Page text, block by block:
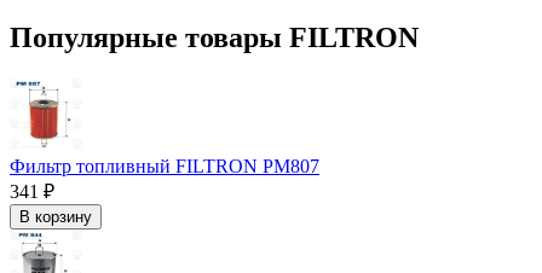
Популярные товары FILTRON
Фильтр топливный FILTRON PM807
341 ₽
В корзину